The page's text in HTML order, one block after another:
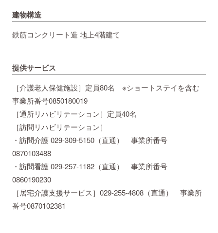
建物構造
鉄筋コンクリート造 地上4階建て
提供サービス
［介護老人保健施設］定員80名 ※ショートステイを含む
事業所番号0850180019
［通所リハビリテーション］定員40名
［訪問リハビリテーション］
・訪問介護 029-309-5150（直通） 事業所番号
0870103488
・訪問看護 029-257-1182（直通） 事業所番号
0860190230
［居宅介護支援サービス］029-255-4808（直通） 事業所
番号0870102381